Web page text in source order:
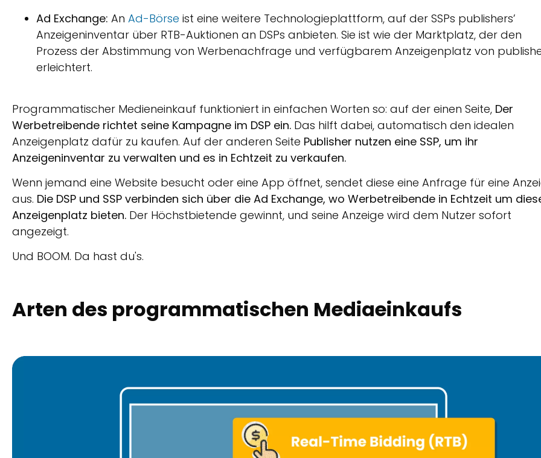
Ad Exchange: An Ad-Börse ist eine weitere Technologieplattform, auf der SSPs publishers’
Anzeigeninventar über RTB-Auktionen an DSPs anbieten. Sie ist wie der Marktplatz, der den
Prozess der Abstimmung von Werbenachfrage und verfügbarem Anzeigenplatz von
erleichtert.
Programmatischer Medieneinkauf funktioniert in einfachen Worten so: auf der einen Seite, Der
Werbetreibende richtet seine Kampagne im DSP ein. Das hilft dabei, automatisch den idealen
Anzeigenplatz dafür zu kaufen. Auf der anderen Seite Publisher nutzen eine SSP, um ihr
Anzeigeninventar zu verwalten und es in Echtzeit zu verkaufen.
Wenn jemand eine Website besucht oder eine App öffnet, sendet diese eine Anfrage für eine
aus. Die DSP und SSP verbinden sich über die Ad Exchange, wo Werbetreibende in Echtzeit um
Anzeigenplatz bieten. Der Höchstbietende gewinnt, und seine Anzeige wird dem Nutzer sofort
angezeigt.
Und BOOM. Da hast du's.
Arten des programmatischen Mediaeinkaufs